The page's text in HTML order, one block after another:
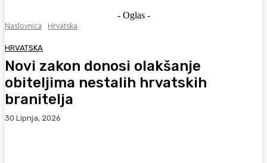
- Oglas -
Naslovnica
Hrvatska
HRVATSKA
Novi zakon donosi olakšanje
obiteljima nestalih hrvatskih
branitelja
30 Lipnja, 2026